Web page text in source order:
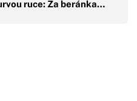
ruce: Za beránka…